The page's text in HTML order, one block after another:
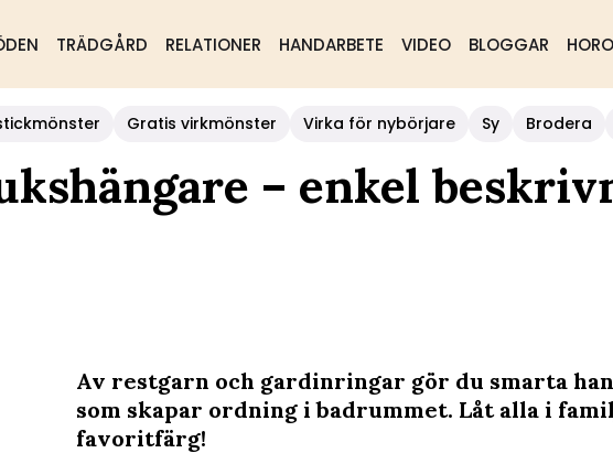
TRÄDGÅRD RELATIONER HANDARBETE VIDEO BLOGGAR
Gratis virkmönster Virka för nybörjare Sy Brodera
– enkel
Av restgarn och gardinringar gör du smarta
som skapar ordning i badrummet. Låt alla i
favoritfärg!